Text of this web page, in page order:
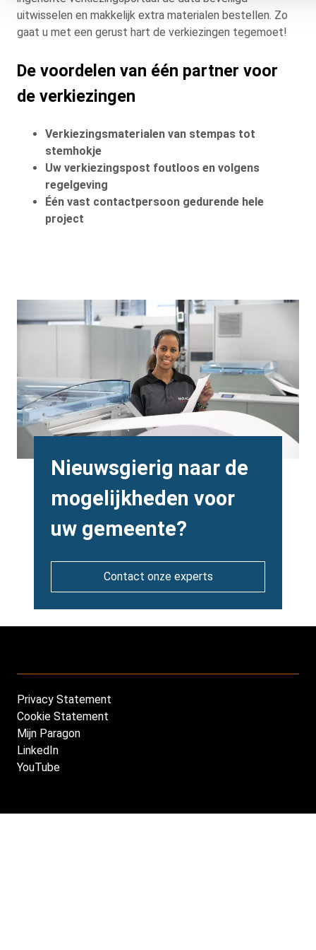
uitwisselen en makkelijk extra materialen bestellen. Zo
gaat u met een gerust hart de verkiezingen tegemoet!
De voordelen van één partner voor
de verkiezingen
Verkiezingsmaterialen van stempas tot
stemhokje
Uw verkiezingspost foutloos en volgens
regelgeving
Één vast contactpersoon gedurende hele
project
Image
Heading
Nieuwsgierig naar de
mogelijkheden voor
uw gemeente?
Contact onze experts
Footer
NL
Privacy Statement
Cookie Statement
Mijn Paragon
LinkedIn
YouTube